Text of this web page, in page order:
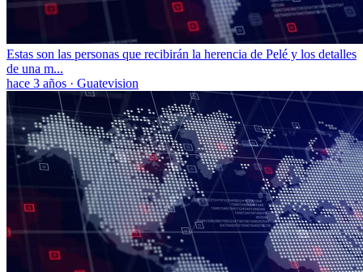
Estas son las personas que recibirán la herencia de Pelé y los detalles
de una m...
hace 3 años · Guatevision